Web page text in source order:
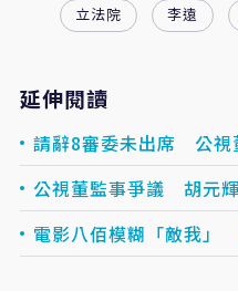
立法院 李遠
延伸閱讀
請辭8審委未出席 公視
公視董監事爭議 胡元
電影八佰模糊「敵我」